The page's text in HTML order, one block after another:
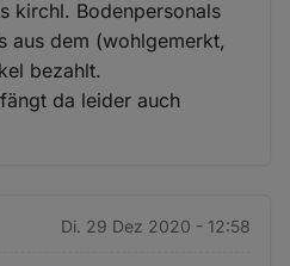
kirchl. Bodenpersonals
aus dem (wohlgemerkt,
bezahlt.
da leider auch
Di. 29 Dez 2020 - 12:58